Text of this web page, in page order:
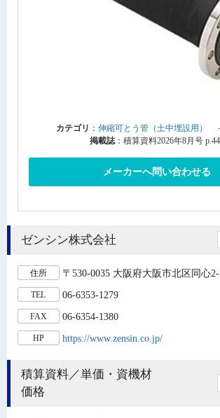
カテゴリ ： 伸縮可とう管（土中埋設用）
掲載誌：積算資料2026年8月号
メーカーへ問い合わせる
ゼンシン株式会社
住所 〒530-0035 大阪府大阪市北区同心2-
TEL 06-6353-1279
FAX 06-6354-1380
HP https://www.zensin.co.jp/
積算資料／単価・資機材
価格